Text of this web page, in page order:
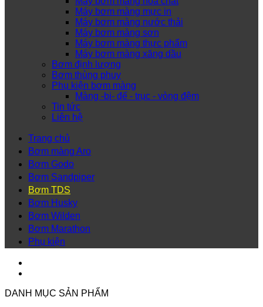
Máy bơm màng mực in
Máy bơm màng nước thải
Máy bơm màng sơn
Máy bơm màng thực phẩm
Máy bơm màng xăng dầu
Bơm định lượng
Bơm thùng phuy
Phụ kiện bơm màng
Màng -bi- đế - trục - vòng đệm
Tin tức
Liên hệ
Trang chủ
Bơm màng Aro
Bơm Godo
Bơm Sandpiper
Bơm TDS
Bơm Husky
Bơm Wilden
Bơm Marathon
Phụ kiện
DANH MỤC SẢN PHẨM